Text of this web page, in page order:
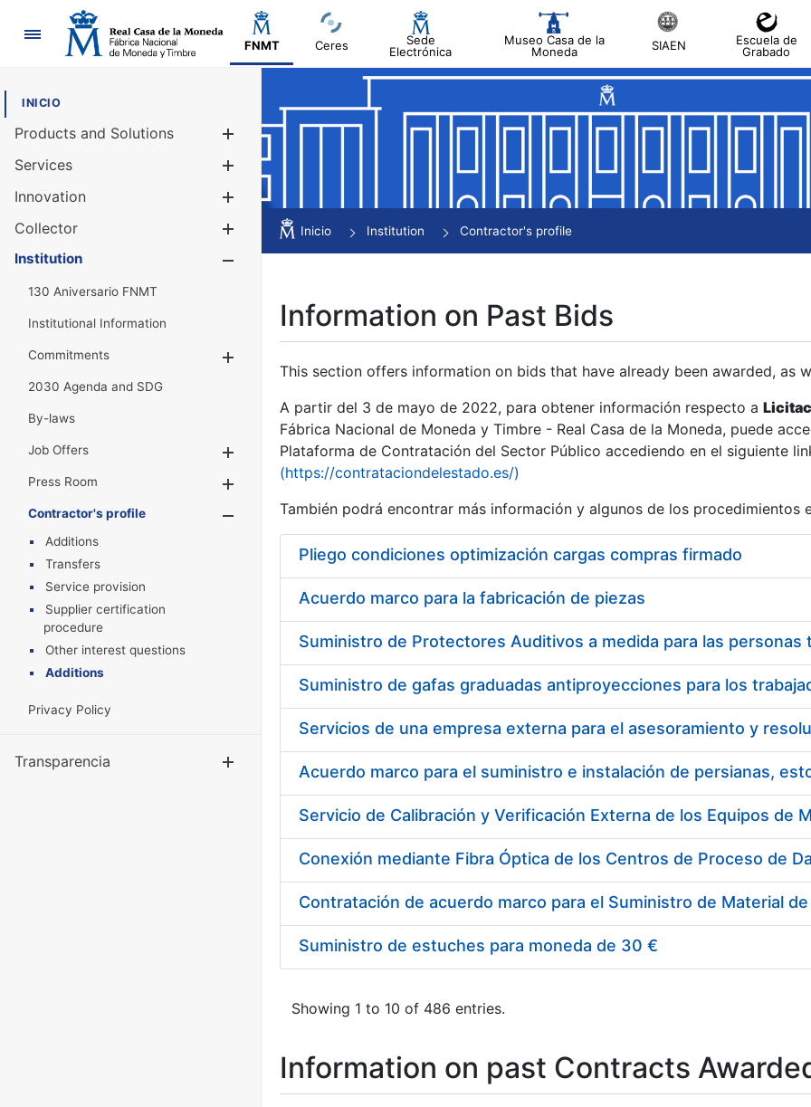
Navigation
FNMT Ceres
Sede
Electrónica
Museo Casa de la
Moneda
SIAEN
Escuela de
Grabado
INICIO
Products and Solutions
Services
Innovation
Collector
Show/Hide
Institution
130 Aniversario FNMT
Institutional Information
Commitments
2030 Agenda and SDG
By-laws
Job Offers
Show/Hide
Press Room
Show/Hide
Contractor's profile
Show/Hide
Additions
Transfers
Service provision
Supplier certification
procedure
Other interest questions
Additions
Privacy Policy
Transparencia Show/Hide
Inicio Institution Contractor's profile
Information on Past Bids
This section offers information on bids that have already been awarded, as
A partir del 3 de mayo de 2022, para obtener información respecto a
Fábrica Nacional de Moneda y Timbre - Real Casa de la Moneda, puede
Plataforma de Contratación del Sector Público accediendo en el siguiente
(https://contrataciondelestado.es/)
También podrá encontrar más información y algunos de los procedimientos
Pliego condiciones optimización cargas compras firmado
Acuerdo marco para la fabricación de piezas
Acuerdo marco para el suministro e instalación de persianas,
Suministro de estuches para moneda de 30 €
Showing 1 to 10 of 486 entries.
Information on past Contracts